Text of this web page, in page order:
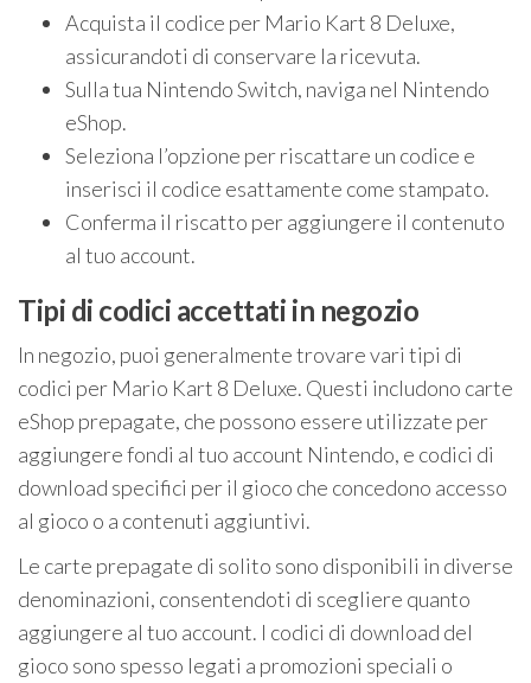
Acquista il codice per Mario Kart 8 Deluxe,
assicurandoti di conservare la ricevuta.
Sulla tua Nintendo Switch, naviga nel Nintendo
eShop.
Seleziona l’opzione per riscattare un codice e
inserisci il codice esattamente come stampato.
Conferma il riscatto per aggiungere il contenuto
al tuo account.
Tipi di codici accettati in negozio
In negozio, puoi generalmente trovare vari tipi di
codici per Mario Kart 8 Deluxe. Questi includono carte
eShop prepagate, che possono essere utilizzate per
aggiungere fondi al tuo account Nintendo, e codici di
download specifici per il gioco che concedono accesso
al gioco o a contenuti aggiuntivi.
Le carte prepagate di solito sono disponibili in diverse
denominazioni, consentendoti di scegliere quanto
aggiungere al tuo account. I codici di download del
gioco sono spesso legati a promozioni speciali o